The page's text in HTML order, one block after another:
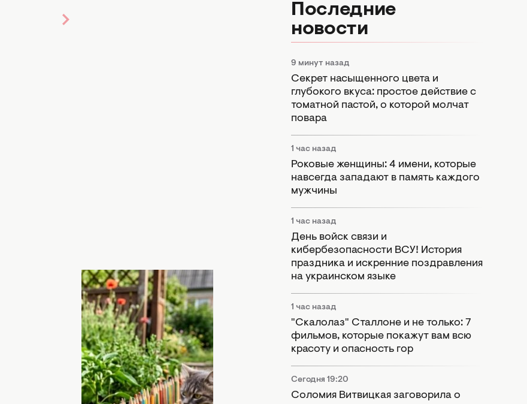
в хозяйстве не бывает. Для всего
часто прячутся не на полках
Последние
новости
9 минут назад
Секрет насыщенного цвета и
глубокого вкуса: простое действие с
томатной пастой, о которой молчат
повара
1 час назад
Роковые женщины: 4 имени, которые
навсегда западают в память каждого
мужчины
1 час назад
День войск связи и
кибербезопасности ВСУ! История
праздника и искренние поздравления
на украинском языке
1 час назад
"Скалолаз" Сталлоне и не только: 7
фильмов, которые покажут вам всю
красоту и опасность гор
Сегодня 19:20
Соломия Витвицкая заговорила о